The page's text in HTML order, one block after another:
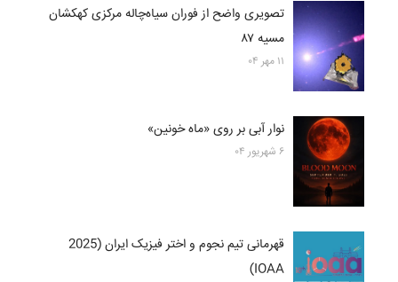
تصویری واضح از فوران سیاه‌چاله مرکزی کهکشان
مسیه ۸۷
۱۱ مهر ۰۴
نوار آبی بر روی «ماه خونین»
۶ شهریور ۰۴
قهرمانی تیم نجوم و اختر فیزیک ایران (2025
IOAA)